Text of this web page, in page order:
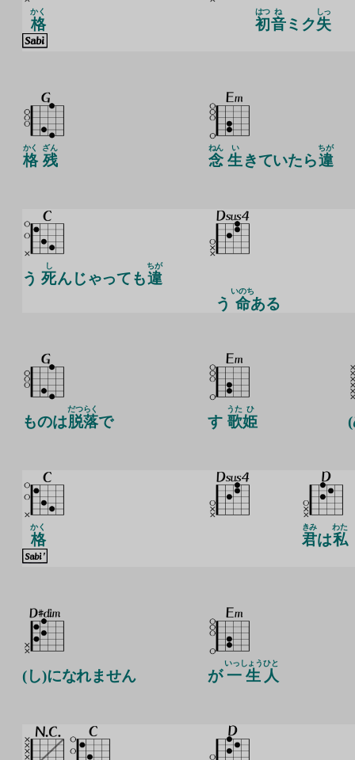
格
かく
初
はつ
音
ね
ミク失
しっ
格
かく
残
ざん
念
ねん
生
い
きていたら違
ちが
う死
し
んじゃっても違
ちが
う 命
いのち
ある
ものは脱
だつ
落
らく
で す 歌
うた
姫
ひ
格
かく
君
きみ
は私
わた
(し)になれません が一生
いっしょう
人
ひと